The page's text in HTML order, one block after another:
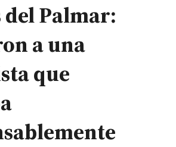
del Palmar:
a una
que